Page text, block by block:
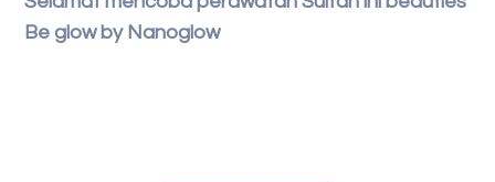
Be glow by Nanoglow